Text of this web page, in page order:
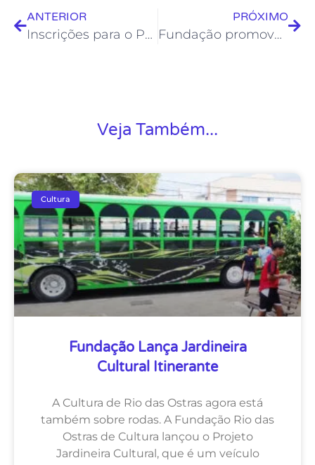
ANTERIOR
Inscrições para o Painel “Música Tocando Negócios” estão abertas
PRÓXIMO
Fundação promove Samba do Trabalhador no 1º de maio
Veja Também...
Cultura
Fundação Lança Jardineira
Cultural Itinerante
A Cultura de Rio das Ostras agora está
também sobre rodas. A Fundação Rio das
Ostras de Cultura lançou o Projeto
Jardineira Cultural, que é um veículo